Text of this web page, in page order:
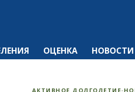
ОЦЕНКА НОВОСТИ
АКТИВНОЕ ДОЛГОЛЕТИЕ·